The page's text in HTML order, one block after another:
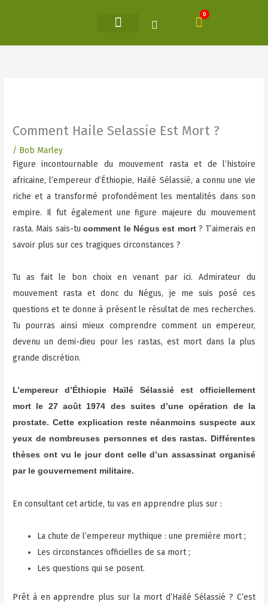
0
Panier
Comment Haile Selassie Est Mort ?
/ Bob Marley
Figure incontournable du mouvement rasta et de l’histoire
africaine, l’empereur d’Éthiopie, Haïlé Sélassié, a connu une vie
riche et a transformé profondément les mentalités dans son
empire. Il fut également une figure majeure du mouvement
rasta. Mais sais-tucomment le Négus est mort? T’aimerais en
savoir plus sur ces tragiques circonstances ?
Tu as fait le bon choix en venant par ici. Admirateur du
mouvement rasta et donc du Négus, je me suis posé ces
questions et te donne à présent le résultat de mes recherches.
Tu pourras ainsi mieux comprendre comment un empereur,
devenu un demi-dieu pour les rastas, est mort dans la plus
grande discrétion.
L’empereur d’Éthiopie Haïlé Sélassié est officiellement
mort le 27 août 1974 des suites d’une opération de la
prostate. Cette explication reste néanmoins suspecte aux
yeux de nombreuses personnes et des rastas. Différentes
thèses ont vu le jour dont celle d’un assassinat organisé
par le gouvernement militaire.
En consultant cet article, tu vas en apprendre plus sur :
La chute de l’empereur mythique : une première mort ;
Les circonstances officielles de sa mort ;
Les questions qui se posent.
Prêt à en apprendre plus sur la mort d’Haïlé Sélassié ? C’est